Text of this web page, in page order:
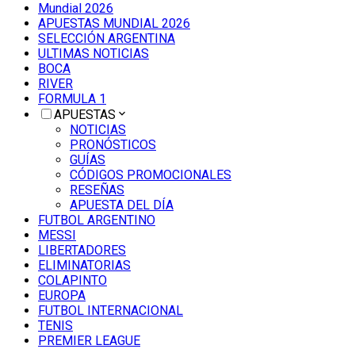
Mundial 2026
APUESTAS MUNDIAL 2026
SELECCIÓN ARGENTINA
ULTIMAS NOTICIAS
BOCA
RIVER
FORMULA 1
APUESTAS
NOTICIAS
PRONÓSTICOS
GUÍAS
CÓDIGOS PROMOCIONALES
RESEÑAS
APUESTA DEL DÍA
FUTBOL ARGENTINO
MESSI
LIBERTADORES
ELIMINATORIAS
COLAPINTO
EUROPA
FUTBOL INTERNACIONAL
TENIS
PREMIER LEAGUE